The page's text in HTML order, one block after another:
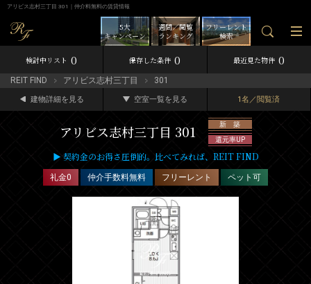
アリビス志村三丁目 301｜仲介料無料の賃貸情報
フリーレント
検索
週間／閲覧
ランキング
5大
キャンペーン
検討中リスト 0 保存した条件 0 最近見た物件 0
REIT FIND アリビス志村三丁目 301
建物詳細を見る 空室一覧を見る 1名／閲覧済
アリビス志村三丁目 301
新 築
還元率UP
▶ 契約金のお得さ圧倒的。比べてみれば、REIT FIND
礼金0 仲介手数料無料 フリーレント ペット可